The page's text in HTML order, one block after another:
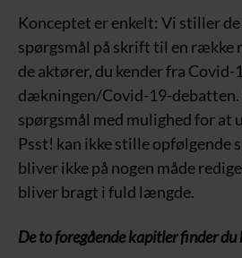
Konceptet er enkelt: Vi stiller
spørgsmål på skrift til en række
de aktører, du kender fra Covid-
dækningen/Covid-19-debatten.
spørgsmål med mulighed for at
Psst! kan ikke stille opfølgende
bliver ikke på nogen måde
bliver bragt i fuld længde.
De to foregående kapitler finder du